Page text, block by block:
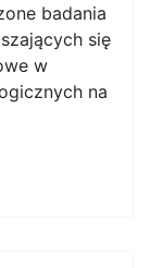
badania
się
w
na